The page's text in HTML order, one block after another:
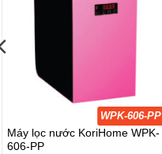
WPK-606-PP
Máy lọc nước KoriHome WPK-
606-PP